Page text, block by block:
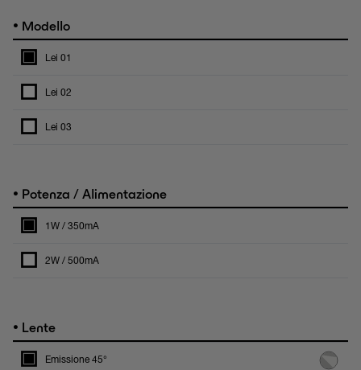
• Modello
Lei 01
Lei 02
Lei 03
• Potenza / Alimentazione
1W / 350mA
2W / 500mA
• Lente
Emissione 45°